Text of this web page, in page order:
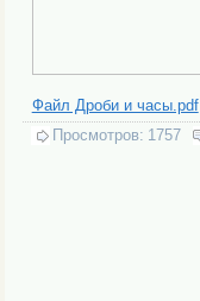
Файл Дроби и часы.pdf
Просмотров: 1757